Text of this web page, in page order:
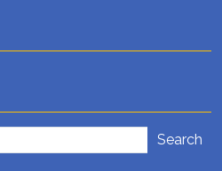
Search